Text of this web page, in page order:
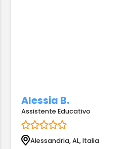
Alessia B.
Assistente Educativo
Alessandria, AL, Italia